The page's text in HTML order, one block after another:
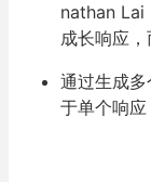
nathan Lai
成长响应，
通过生成
于单个响应